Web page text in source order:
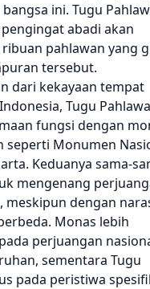
ini. Tugu
abadi akan
pahlawan yang
tersebut.
dari kekayaan tempat
Tugu
fungsi dengan
seperti Monumen
Keduanya sama-
mengenang
meskipun dengan
Monas lebih
perjuangan
sementara Tugu
pada peristiwa